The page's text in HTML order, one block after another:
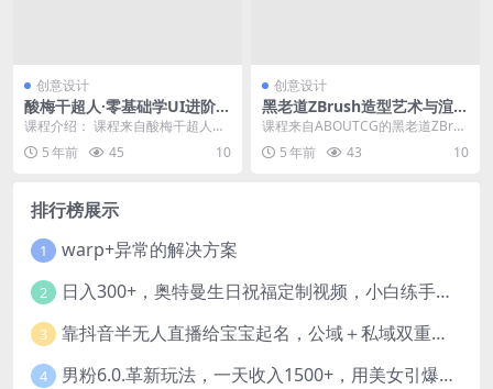
创意设计
酸梅干超人·零基础学UI进阶课
第13期
课程介绍： 课程来自酸梅干超人的
零基础学UI进阶课第13期。教程以
软件技能为主全...
5 年前 45 10
创意设计
黑老道ZBrush造型艺术与渲染
进阶研修班(价值3800元)
课程来自ABOUTCG的黑老道ZBrus
h造型艺术与渲染进阶研修班，价值
3800...
5 年前 43 10
排行榜展示
1 warp+异常的解决方案
2 日入300+，奥特曼生日祝福定制视频，小白练手项目-暖阳网
3 靠抖音半无人直播给宝宝起名，公域＋私域双重变现模式
4 男粉6.0.革新玩法，一天收入1500+，用美女引爆得物APP【揭秘】-暖阳网